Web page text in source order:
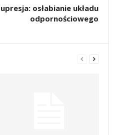
osłabianie układu
odpornościowego